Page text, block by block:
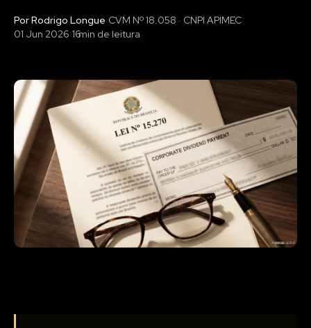
Por Rodrigo Longue·CVM Nº 18.058 · CNPI APIMEC·
01 Jun 2026·16min de leitura